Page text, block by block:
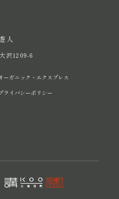
人
沢1209-6
ーガニック・エクスプレス
ライバシーポリシー